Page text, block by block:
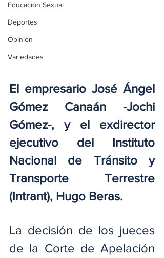
Educación Sexual
Deportes
Opinión
Variedades
El empresario José Ángel
Gómez Canaán -Jochi
Gómez-, y el exdirector
ejecutivo del Instituto
Nacional de Tránsito y
Transporte Terrestre
(Intrant), Hugo Beras.
La decisión de los jueces
de la Corte de Apelación